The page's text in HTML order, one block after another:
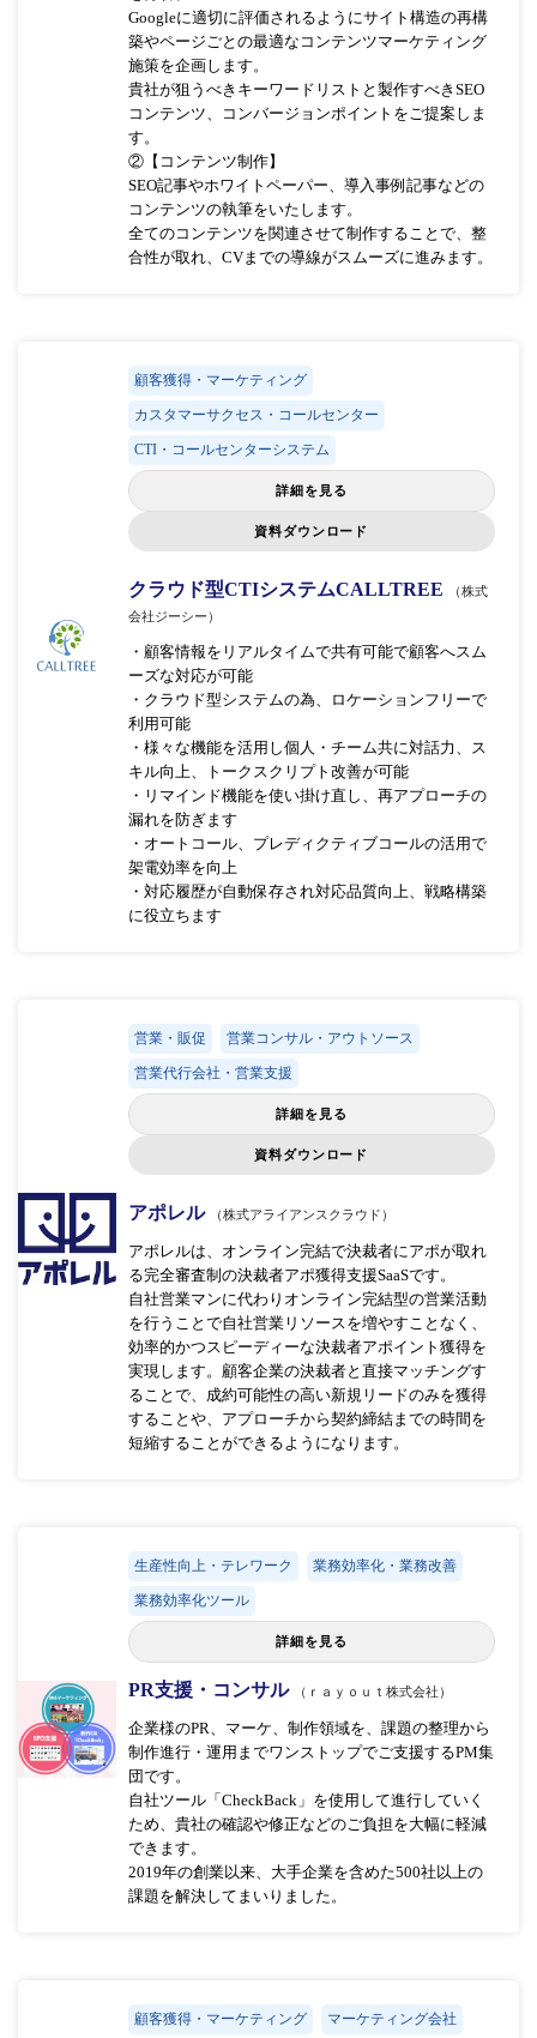
Googleに適切に評価されるようにサイト構造の再構
築やページごとの最適なコンテンツマーケティング
施策を企画します。
貴社が狙うべきキーワードリストと製作すべきSEO
コンテンツ、コンバージョンポイントをご提案しま
す。
②【コンテンツ制作】
SEO記事やホワイトペーパー、導入事例記事などの
コンテンツの執筆をいたします。
全てのコンテンツを関連させて制作することで、整
合性が取れ、CVまでの導線がスムーズに進みます。
顧客獲得・マーケティング
カスタマーサクセス・コールセンター
CTI・コールセンターシステム
詳細を見る
資料ダウンロード
クラウド型CTIシステムCALLTREE
（株式
会社ジーシー）
・顧客情報をリアルタイムで共有可能で顧客へスム
ーズな対応が可能
・クラウド型システムの為、ロケーションフリーで
利用可能
・様々な機能を活用し個人・チーム共に対話力、ス
キル向上、トークスクリプト改善が可能
・リマインド機能を使い掛け直し、再アプローチの
漏れを防ぎます
・オートコール、プレディクティブコールの活用で
架電効率を向上
・対応履歴が自動保存され対応品質向上、戦略構築
に役立ちます
営業・販促 営業コンサル・アウトソース
営業代行会社・営業支援
詳細を見る
資料ダウンロード
アポレル （株式アライアンスクラウド）
アポレルは、オンライン完結で決裁者にアポが取れ
る完全審査制の決裁者アポ獲得⽀援SaaSです。
⾃社営業マンに代わりオンライン完結型の営業活動
を⾏うことで⾃社営業リソースを増やすことなく、
効率的かつスピーディーな決裁者アポイント獲得を
実現します。顧客企業の決裁者と直接マッチングす
ることで、成約可能性の⾼い新規リードのみを獲得
することや、アプローチから契約締結までの時間を
短縮することができるようになります。
生産性向上・テレワーク 業務効率化・業務改善
業務効率化ツール
詳細を見る
PR支援・コンサル （ｒａｙｏｕｔ株式会社）
企業様のPR、マーケ、制作領域を、課題の整理から
制作進行・運用までワンストップでご支援するPM集
団です。
自社ツール「CheckBack」を使用して進行していく
ため、貴社の確認や修正などのご負担を大幅に軽減
できます。
2019年の創業以来、大手企業を含めた500社以上の
課題を解決してまいりました。
顧客獲得・マーケティング マーケティング会社